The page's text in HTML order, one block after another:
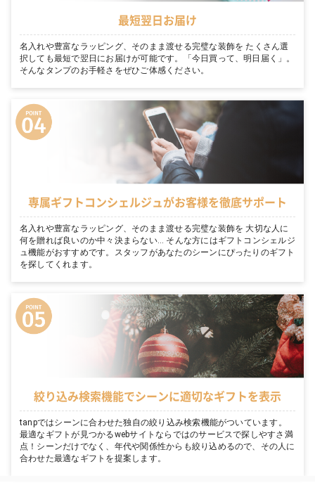
最短翌日お届け
名入れや豊富なラッピング、そのまま渡せる完璧な装飾を たくさん選
択しても最短で翌日にお届けが可能です。「今日買って、明日届く」。
そんなタンプのお手軽さをぜひご体感ください。
専属ギフトコンシェルジュがお客様を徹底サポート
名入れや豊富なラッピング、そのまま渡せる完璧な装飾を 大切な人に
何を贈れば良いのか中々決まらない… そんな方にはギフトコンシェルジ
ュ機能がおすすめです。スタッフがあなたのシーンにぴったりのギフト
を探してくれます。
絞り込み検索機能でシーンに適切なギフトを表示
tanpではシーンに合わせた独自の絞り込み検索機能がついています。
最適なギフトが見つかるwebサイトならではのサービスで探しやすさ満
点！シーンだけでなく、年代や関係性からも絞り込めるので、その人に
合わせた最適なギフトを提案します。